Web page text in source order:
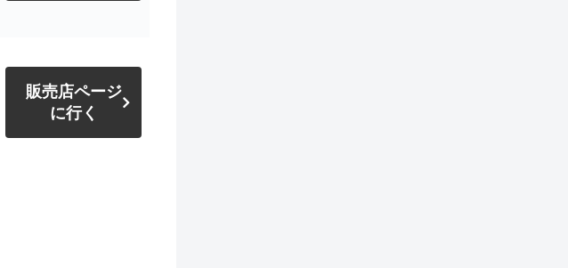
販売店ページ
に行く